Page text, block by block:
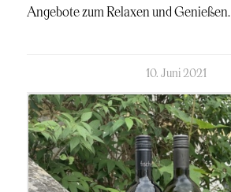
Angebote zum Relaxen und Genießen.
kommentierte
am
10. Juni 2021